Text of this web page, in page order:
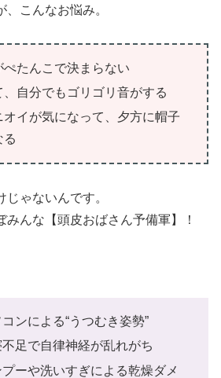
こんなお悩み。
たんこで決まらない
自分でもゴリゴリ音がする
イが気になって、夕方に帽子
る
ゃないんです。
みんな【頭皮おばさん予備軍】！
ンによる“うつむき姿勢”
足で自律神経が乱れがち
プーや洗いすぎによる乾燥ダメ